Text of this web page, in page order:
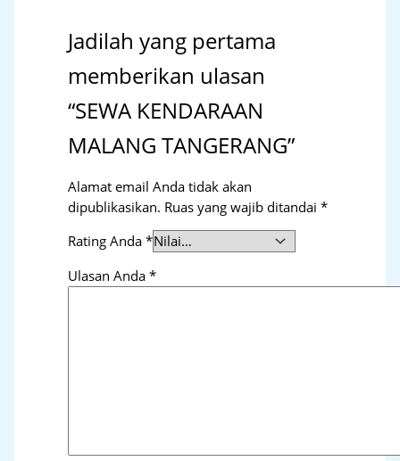
Jadilah yang pertama
memberikan ulasan
“SEWA KENDARAAN
MALANG TANGERANG”
Alamat email Anda tidak akan
dipublikasikan. Ruas yang wajib ditandai*
Rating Anda*
Ulasan Anda*